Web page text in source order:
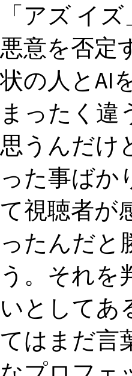
「アズ イ
悪意を否定
状の人とAI
まったく違
思うんだけ
った事ばか
て視聴者が
ったんだと
う。それを
いとしてあ
てはまだ言